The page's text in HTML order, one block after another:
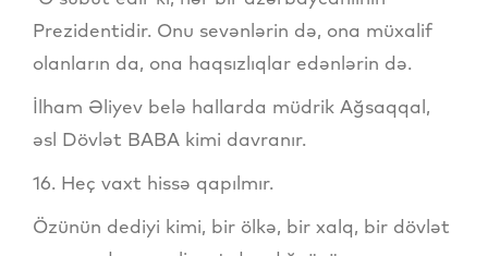
Prezidentidir. Onu sevənlərin də, ona müxalif
olanların da, ona haqsızlıqlar edənlərin də.
İlham Əliyev belə hallarda müdrik Ağsaqqal,
əsl Dövlət BABA kimi davranır.
16. Heç vaxt hissə qapılmır.
Özünün dediyi kimi, bir ölkə, bir xalq, bir dövlət